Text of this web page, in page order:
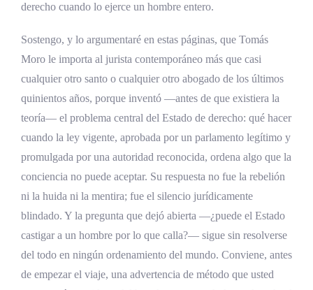
El Libro II y la isla sin abogados
La tolerancia con fronteras y la
continuidad con el perseguidor
Qué quiso decir Moro con Utopía
El capítulo americano de Utopía
La Historia del rey Ricardo III de Tomás Moro
El primer clásico de la historiografía inglesa
y la sombra de Shakespeare
El humanista en guerra, la polémica de
Tomás Moro contra la Reforma
La disputa de tres palabras que cambió la
teología
derecho cuando lo ejerce un hombre entero.
Sostengo, y lo argumentaré en estas páginas, que Tomás
Moro le importa al jurista contemporáneo más que casi
cualquier otro santo o cualquier otro abogado de los últimos
quinientos años, porque inventó —antes de que existiera la
teoría— el problema central del Estado de derecho: qué hacer
cuando la ley vigente, aprobada por un parlamento legítimo y
promulgada por una autoridad reconocida, ordena algo que la
conciencia no puede aceptar. Su respuesta no fue la rebelión
ni la huida ni la mentira; fue el silencio jurídicamente
blindado. Y la pregunta que dejó abierta —¿puede el Estado
castigar a un hombre por lo que calla?— sigue sin resolverse
del todo en ningún ordenamiento del mundo. Conviene, antes
de empezar el viaje, una advertencia de método que usted